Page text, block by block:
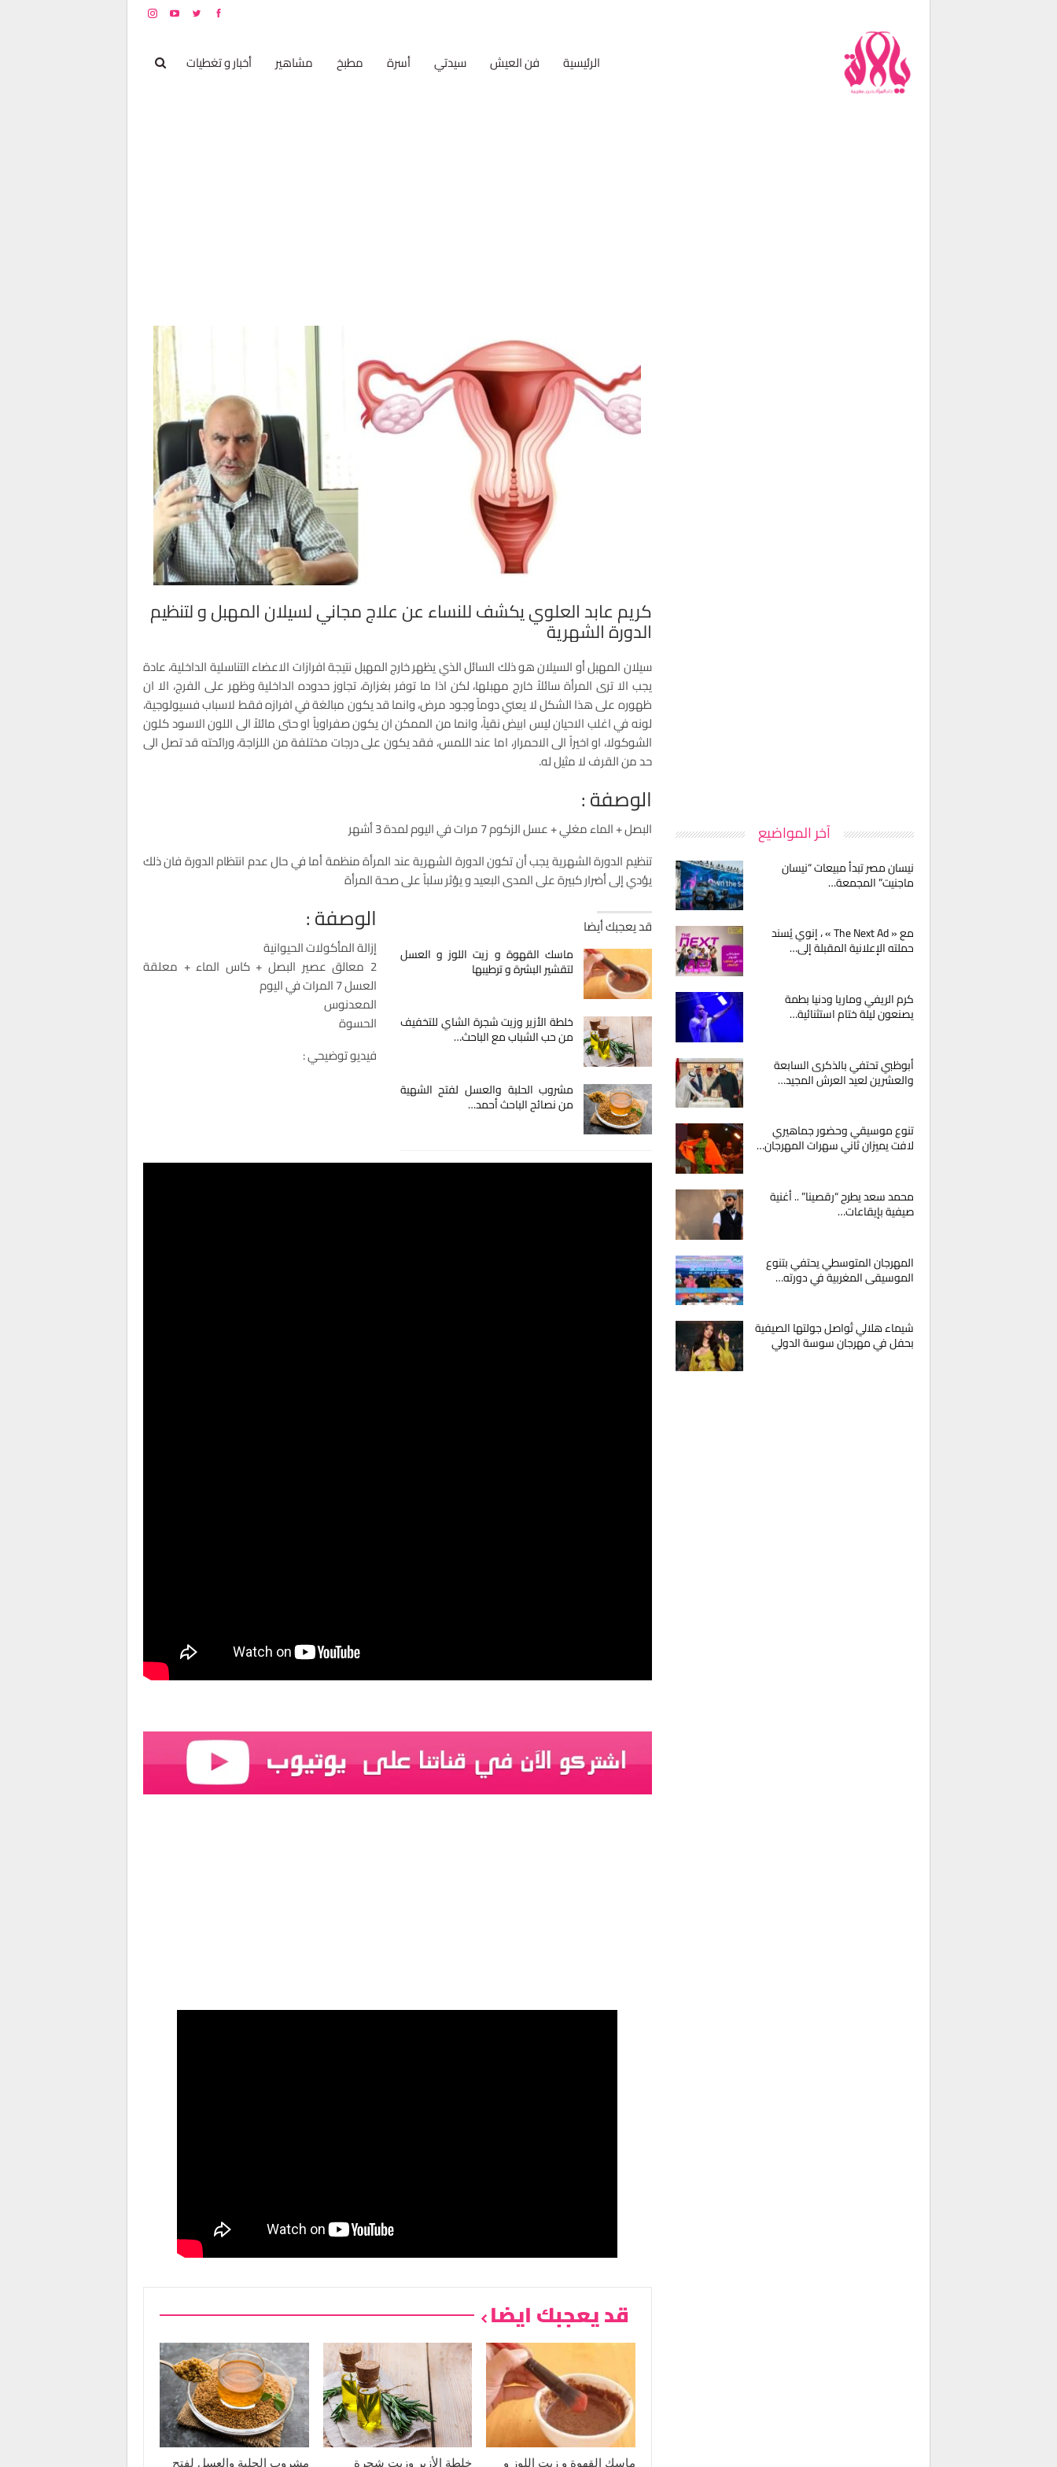
الرئيسية فن العيش سيدتي أسرة مطبخ مشاهير أخبار و تغطيات
كريم عابد العلوي يكشف للنساء عن علاج مجاني لسيلان المهبل و لتنظيم
الدورة الشهرية
سيلان المهبل أو السيلان هو ذلك السائل الذي يظهر خارج المهبل نتيجة افرازات الاعضاء التناسلية الداخلية، عادة
يجب الا ترى المرأة سائلاً خارج مهبلها، لكن اذا ما توفر بغزارة، تجاوز حدوده الداخلية وظهر على الفرج، الا ان
ظهوره على هذا الشكل لا يعني دوماً وجود مرض، وانما قد يكون مبالغة في افرازه فقط لاسباب فسيولوجية،
لونه في اغلب الاحيان ليس ابيض نقياً، وانما من الممكن ان يكون صفراوياً او حتى مائلاً الى اللون الاسود كلون
الشوكولا، او اخيراً الى الاحمرار، اما عند اللمس، فقد يكون على درجات مختلفة من اللزاجة، ورائحته قد تصل الى
حد من القرف لا مثيل له.
الوصفة :
البصل + الماء مغلي + عسل الزكوم 7 مرات في اليوم لمدة 3 أشهر
تنظيم الدورة الشهرية يجب أن تكون الدورة الشهرية عند المرأة منظمة أما في حال عدم انتظام الدورة فان ذلك
يؤدي إلى أضرار كبيرة على المدى البعيد و يؤثر سلباً على صحة المرأة
قد يعجبك أيضا
ماسك القهوة و زيت اللوز و العسل
لتقشير البشرة و ترطيبها
خلطة الأزير وزيت شجرة الشاي للتخفيف
من حب الشباب مع الباحث…
مشروب الحلبة والعسل لفتح الشهية
من نصائح الباحث أحمد…
الوصفة :
إزالة المأكولات الحيوانية
2 معالق عصير البصل + كاس الماء + معلقة
العسل 7 المرات في اليوم
المعدنوس
الحسوة
فيديو توضيحي :
قد يعجبك ايضا
ماسك القهوة و زيت اللوز و خلطة الأزير وزيت شجرة مشروب الحلبة والعسل لفتح
آخر المواضيع
نيسان مصر تبدأ مبيعات “نيسان
ماجنيت” المجمعة…
مع « The Next Ad » ، إنوي يُسند
حملته الإعلانية المقبلة إلى…
كرم الريفي وماريا ودنيا بطمة
يصنعون ليلة ختام استثنائية…
أبوظبي تحتفي بالذكرى السابعة
والعشرين لعيد العرش المجيد…
تنوع موسيقي وحضور جماهيري
لافت يميزان ثاني سهرات المهرجان…
محمد سعد يطرح “رقصينا” .. أغنية
صيفية بإيقاعات…
المهرجان المتوسطي يحتفي بتنوع
الموسيقى المغربية في دورته…
شيماء هلالي تُواصل جولتها الصيفية
بحفل في مهرجان سوسة الدولي